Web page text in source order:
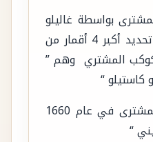
بواسطة غاليلو
في عام 1610 .. و تم تحديد أكبر 4 أقمار من
كوكب المشتري وهم ”
كاستيلو “
- كما تم رصد كوكب المشترى في عام 1660
“